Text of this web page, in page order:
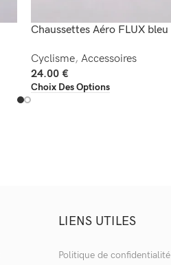
Chaussettes Aéro FLUX bleu
Cyclisme, Accessoires
24.00 €
Choix Des Options
LIENS UTILES
Politique de confidentialité